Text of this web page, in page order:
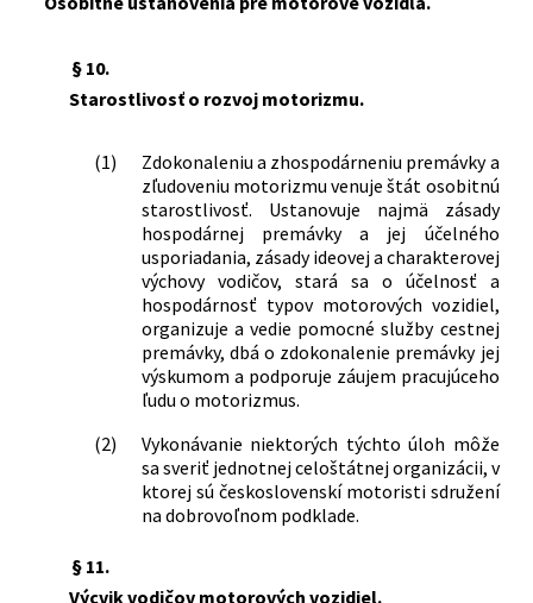
§ 10.
Starostlivosť o rozvoj motorizmu.
(1)
Zdokonaleniu a zhospodárneniu premávky a
zľudoveniu motorizmu venuje štát osobitnú
starostlivosť. Ustanovuje najmä zásady
hospodárnej premávky a jej účelného
usporiadania, zásady ideovej a charakterovej
výchovy vodičov, stará sa o účelnosť a
hospodárnosť typov motorových vozidiel,
organizuje a vedie pomocné služby cestnej
premávky, dbá o zdokonalenie premávky jej
výskumom a podporuje záujem pracujúceho
ľudu o motorizmus.
(2)
Vykonávanie niektorých týchto úloh môže
sa sveriť jednotnej celoštátnej organizácii, v
ktorej sú československí motoristi sdružení
na dobrovoľnom podklade.
§ 11.
Výcvik vodičov motorových vozidiel.